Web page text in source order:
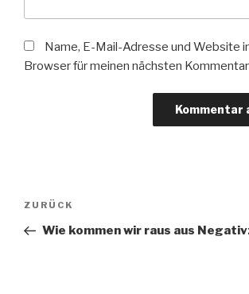
Name, E-Mail-Adresse und Website
Browser für meinen nächsten
Beitragsnavigation
Vorheriger
Beitrag
ZURÜCK
Wie kommen wir raus aus